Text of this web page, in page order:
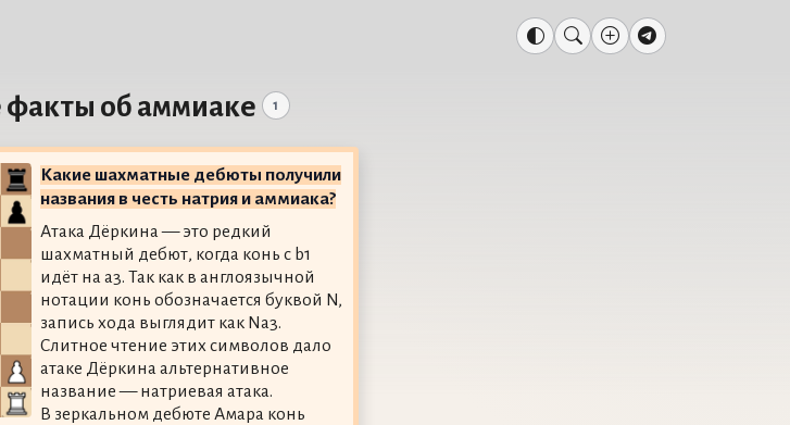
об аммиаке 1
Какие шахматные дебюты получили
названия в честь натрия и аммиака?
Атака Дёркина — это редкий
шахматный дебют, когда конь с b1
идёт на a3. Так как в англоязычной
нотации конь обозначается буквой N,
запись хода выглядит как Na3.
Слитное чтение этих символов дало
атаке Дёркина альтернативное
название — натриевая атака.
В зеркальном дебюте Амара конь